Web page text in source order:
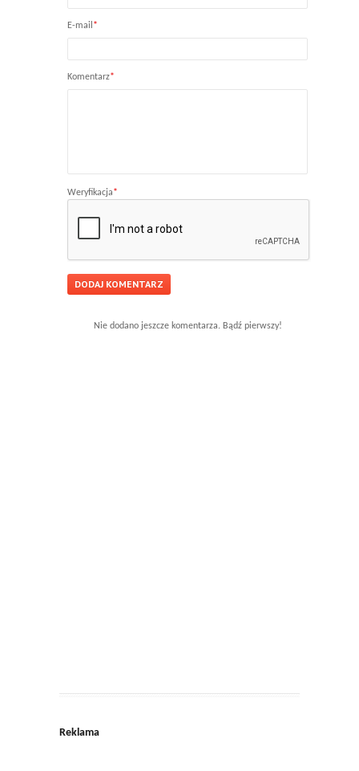
E-mail *
Komentarz*
Weryfikacja*
Nie dodano jeszcze komentarza. Bądź pierwszy!
Reklama